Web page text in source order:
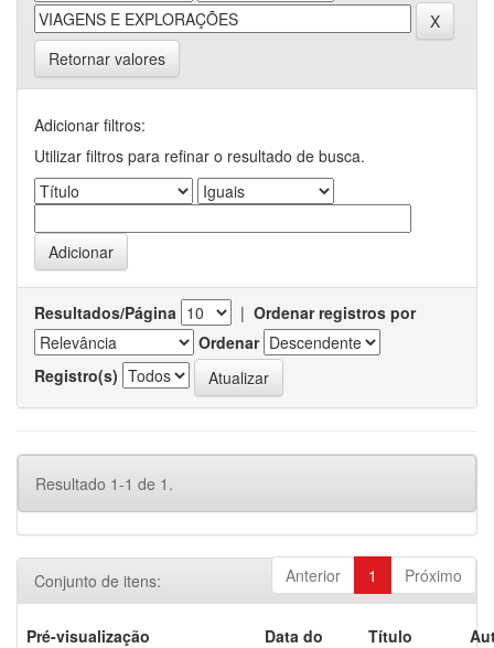
Retornar valores
Adicionar filtros:
Utilizar filtros para refinar o resultado de busca.
Resultados/Página | Ordenar registros por
Ordenar
Registro(s)
Resultado 1-1 de 1.
Anterior 1 Próximo
Conjunto de itens:
Pré-visualização
Data do
Título